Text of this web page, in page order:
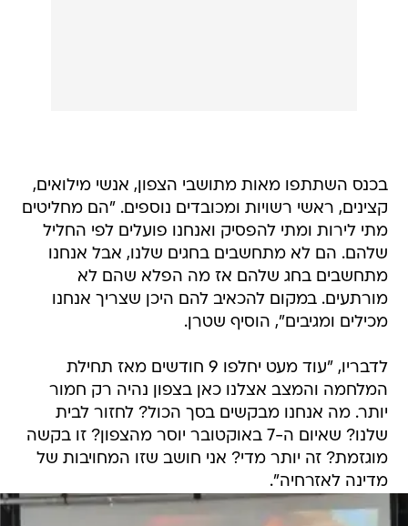
בכנס השתתפו מאות מתושבי הצפון, אנשי מילואים,
קצינים, ראשי רשויות ומכובדים נוספים. "הם מחליטים
מתי לירות ומתי להפסיק ואנחנו פועלים לפי החליל
שלהם. הם לא מתחשבים בחגים שלנו, אבל אנחנו
מתחשבים בחג שלהם אז מה הפלא שהם לא
מורתעים. במקום להכאיב להם היכן שצריך אנחנו
מכילים ומגיבים", הוסיף שטרן.
לדבריו, "עוד מעט יחלפו 9 חודשים מאז תחילת
המלחמה והמצב אצלנו כאן בצפון נהיה רק חמור
יותר. מה אנחנו מבקשים בסך הכול? לחזור לבית
שלנו? שאיום ה-7 באוקטובר יוסר מהצפון? זו בקשה
מוגזמת? זה יותר מדי? אני חושב שזו המחויבות של
מדינה לאזרחיה".